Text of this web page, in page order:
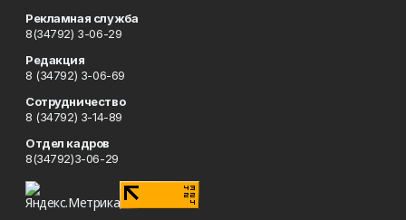
Рекламная служба
8(34792) 3-06-29
Редакция
8 (34792) 3-06-69
Сотрудничество
8 (34792) 3-14-89
Отдел кадров
8(34792)3-06-29